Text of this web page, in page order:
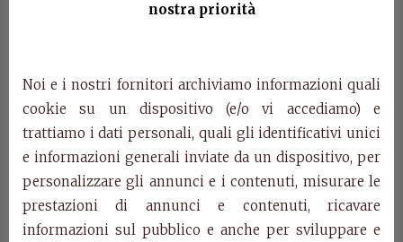
Art. 5102 – Comò Il
Settecento
nostra priorità
Noi e i nostri fornitori archiviamo informazioni quali
cookie su un dispositivo (e/o vi accediamo) e
trattiamo i dati personali, quali gli identificativi unici
e informazioni generali inviate da un dispositivo, per
personalizzare gli annunci e i contenuti, misurare le
prestazioni di annunci e contenuti, ricavare
informazioni sul pubblico e anche per sviluppare e